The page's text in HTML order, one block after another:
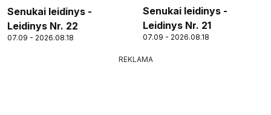
Senukai leidinys -
Leidinys Nr. 22
07.09 - 2026.08.18
Senukai leidinys -
Leidinys Nr. 21
07.09 - 2026.08.18
REKLAMA